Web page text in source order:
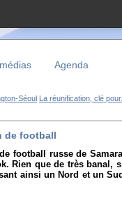
Agenda
Séoul La réunification, clé
de football
football russe de
Rien que de très banal,
ainsi un Nord et un